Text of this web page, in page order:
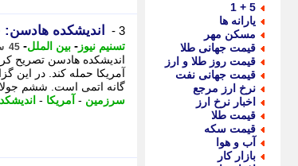
5 + 1
یارانه ها
مسکن مهر
قیمت جهانی طلا
قیمت روز طلا و ارز
قیمت جهانی نفت
نرخ ارز مرجع
اخبار نرخ ارز
قیمت طلا
قیمت سکه
آب و هوا
بازار کار
3 - اندیشکده
تسنیم نیوز - بین الملل- 45 ساعت پیش - چهارشنبه 14 مرداد 1405، 23:45
اندیشکده هادسن تصریح
آمریکا حمله کند. در
گانه اتمی است. ششم
سرزمین - آمریکا -